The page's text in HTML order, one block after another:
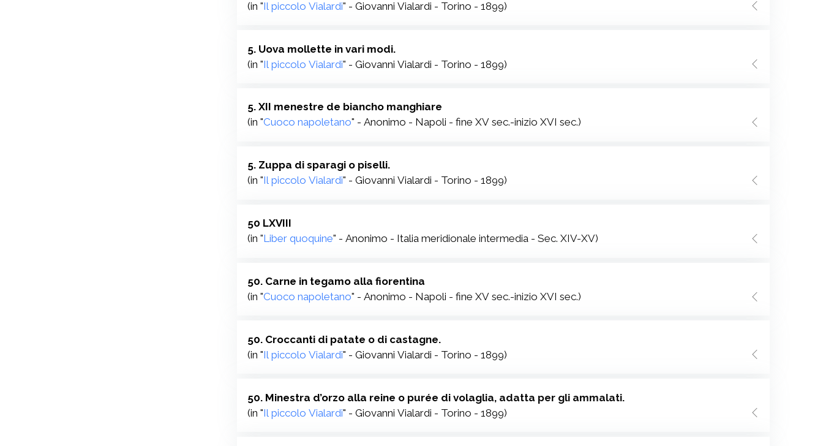
(in "Il piccolo Vialardi" - Giovanni Vialardi - Torino - 1899)
5. Uova mollette in vari modi.
(in "Il piccolo Vialardi" - Giovanni Vialardi - Torino - 1899)
5. XII menestre de biancho manghiare
(in "Cuoco napoletano" - Anonimo - Napoli - fine XV sec.-inizio XVI sec.)
5. Zuppa di sparagi o piselli.
(in "Il piccolo Vialardi" - Giovanni Vialardi - Torino - 1899)
50 LXVIII
(in "Liber quoquine" - Anonimo - Italia meridionale intermedia - Sec. XIV-XV)
50. Carne in tegamo alla fiorentina
(in "Cuoco napoletano" - Anonimo - Napoli - fine XV sec.-inizio XVI sec.)
50. Croccanti di patate o di castagne.
(in "Il piccolo Vialardi" - Giovanni Vialardi - Torino - 1899)
50. Minestra d’orzo alla reine o purée di volaglia, adatta per gli ammalati.
(in "Il piccolo Vialardi" - Giovanni Vialardi - Torino - 1899)